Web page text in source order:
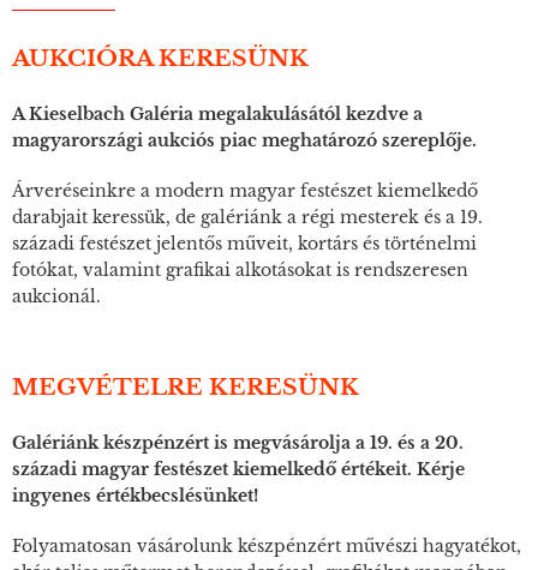
AUKCIÓRA KERESÜNK
A Kieselbach Galéria megalakulásától kezdve a
magyarországi aukciós piac meghatározó szereplője.
Árveréseinkre a modern magyar festészet kiemelkedő
darabjait keressük, de galériánk a régi mesterek és a 19.
századi festészet jelentős műveit, kortárs és történelmi
fotókat, valamint grafikai alkotásokat is rendszeresen
aukcionál.
MEGVÉTELRE KERESÜNK
Galériánk készpénzért is megvásárolja a 19. és a 20.
századi magyar festészet kiemelkedő értékeit. Kérje
ingyenes értékbecslésünket!
Folyamatosan vásárolunk készpénzért művészi hagyatékot,